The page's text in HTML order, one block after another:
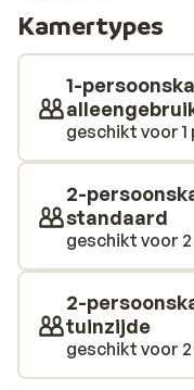
balkon hebben en
goed beginnen met
prachtige omgeving
heerlijk genieten in
barman bij de
drankje. In de
van watersport,
dorpjes of Samons
prachtige stranden
Kamertypes
1-
geschikt voor 1
2-
standaard
geschikt voor
2-
tuinzijde
geschikt voor